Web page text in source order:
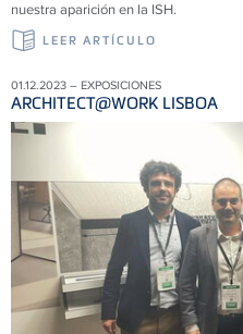
nuestra aparición en la ISH.
LEER ARTÍCULO
01.12.2023 – EXPOSICIONES
ARCHITECT@WORK LISBOA